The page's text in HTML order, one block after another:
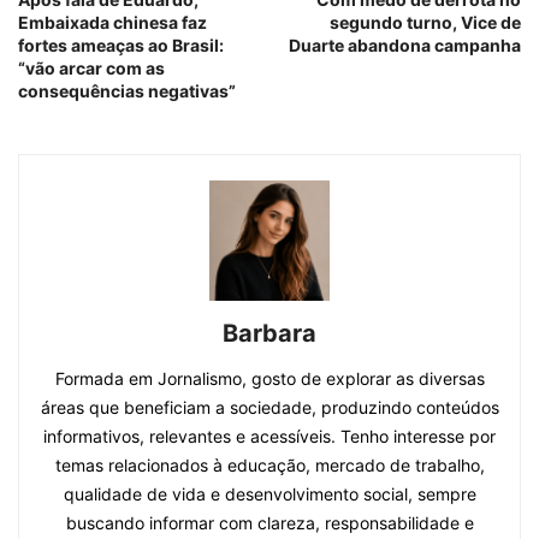
Embaixada chinesa faz
fortes ameaças ao Brasil:
“vão arcar com as
consequências negativas”
segundo turno, Vice de
Duarte abandona campanha
Barbara
Formada em Jornalismo, gosto de explorar as diversas
áreas que beneficiam a sociedade, produzindo conteúdos
informativos, relevantes e acessíveis. Tenho interesse por
temas relacionados à educação, mercado de trabalho,
qualidade de vida e desenvolvimento social, sempre
buscando informar com clareza, responsabilidade e